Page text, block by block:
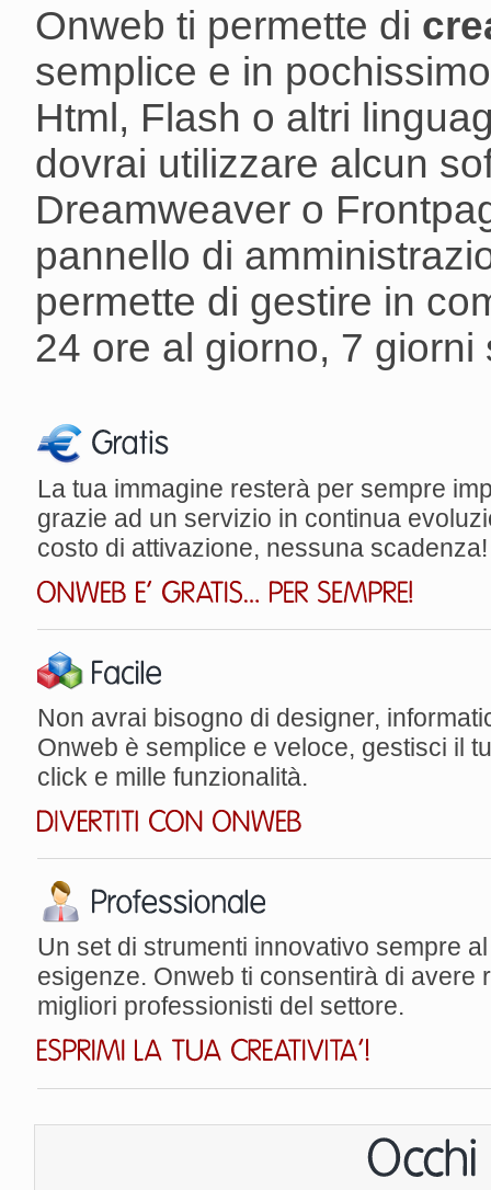
Onweb ti permette di
semplice e in
Html, Flash o altri
dovrai utilizzare alcun
Dreamweaver o
pannello di
permette di gestire in
24 ore al giorno, 7
La tua immagine resterà per sempre
grazie ad un servizio in continua
costo di attivazione, nessuna scadenza!
Non avrai bisogno di designer,
Onweb è semplice e veloce, gestisci il
click e mille funzionalità.
Un set di strumenti innovativo sempre
esigenze. Onweb ti consentirà di avere
migliori professionisti del settore.